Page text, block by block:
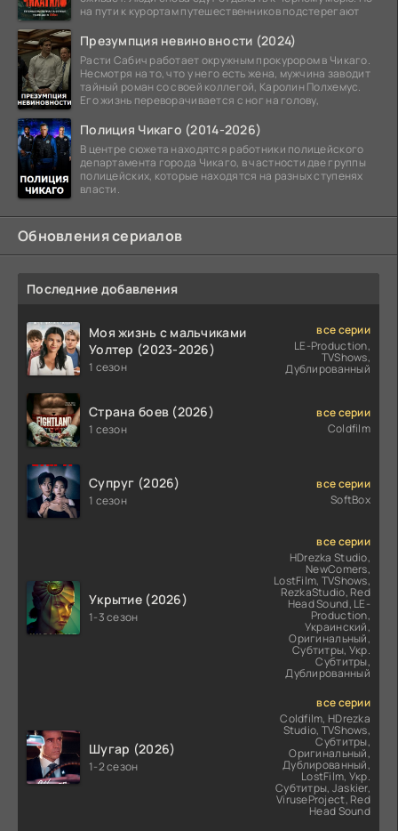
на пути к курортам путешественников подстерегают
Презумпция невиновности (2024)
Расти Сабич работает окружным прокурором в Чикаго.
Несмотря на то, что у него есть жена, мужчина заводит
тайный роман со своей коллегой, Каролин Полхемус.
Его жизнь переворачивается с ног на голову,
Полиция Чикаго (2014-2026)
В центре сюжета находятся работники полицейского
департамента города Чикаго, в частности две группы
полицейских, которые находятся на разных ступенях
власти.
Обновления сериалов
Последние добавления
Моя жизнь с мальчиками
Уолтер (2023-2026)
1 сезон
все серии
LE-Production,
TVShows,
Дублированный
Страна боев (2026)
1 сезон
все серии
Coldfilm
Супруг (2026)
1 сезон
все серии
SoftBox
Укрытие (2026)
1-3 сезон
все серии
HDrezka Studio,
NewComers,
LostFilm, TVShows,
RezkaStudio, Red
Head Sound, LE-
Production,
Украинский,
Оригинальный,
Субтитры, Укр.
Субтитры,
Дублированный
Шугар (2026)
1-2 сезон
все серии
Coldfilm, HDrezka
Studio, TVShows,
Субтитры,
Оригинальный,
Дублированный,
LostFilm, Укр.
Субтитры, Jaskier,
ViruseProject, Red
Head Sound